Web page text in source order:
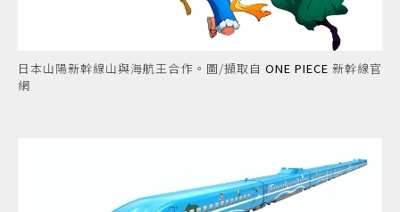
日本山陽新幹線山與海航王合作。圖/擷取自 ONE PIECE 新幹線官
網